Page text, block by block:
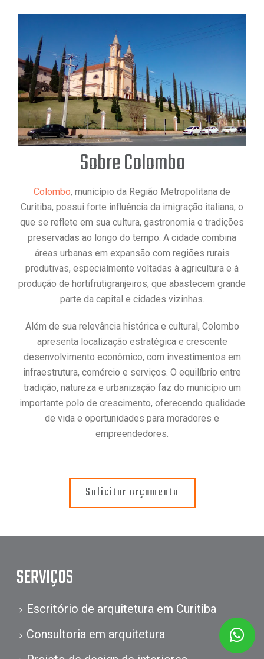
Sobre Colombo
Colombo, município da Região Metropolitana de
Curitiba, possui forte influência da imigração italiana, o
que se reflete em sua cultura, gastronomia e tradições
preservadas ao longo do tempo. A cidade combina
áreas urbanas em expansão com regiões rurais
produtivas, especialmente voltadas à agricultura e à
produção de hortifrutigranjeiros, que abastecem grande
parte da capital e cidades vizinhas.
Além de sua relevância histórica e cultural, Colombo
apresenta localização estratégica e crescente
desenvolvimento econômico, com investimentos em
infraestrutura, comércio e serviços. O equilíbrio entre
tradição, natureza e urbanização faz do município um
importante polo de crescimento, oferecendo qualidade
de vida e oportunidades para moradores e
empreendedores.
Solicitar orçamento
SERVIÇOS
Escritório de arquitetura em Curitiba
Consultoria em arquitetura